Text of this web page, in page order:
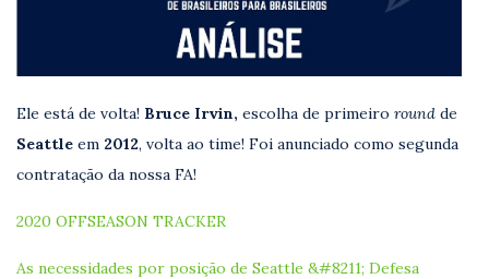
Ele está de volta! Bruce Irvin, escolha de primeiro round de
Seattle em 2012, volta ao time! Foi anunciado como segunda
contratação da nossa FA!
2020 OFFSEASON TRACKER
As necessidades por posição de Seattle &#8211; Defesa